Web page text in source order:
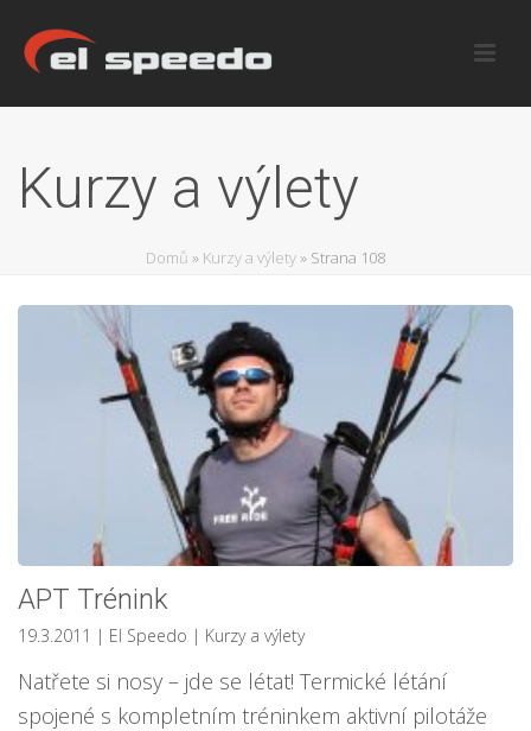
Kurzy a výlety
Domů » Kurzy a výlety » Strana 108
APT Trénink
19.3.2011 | El Speedo | Kurzy a výlety
Natřete si nosy – jde se létat! Termické létání
spojené s kompletním tréninkem aktivní pilotáže